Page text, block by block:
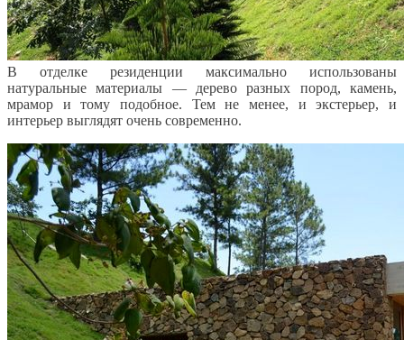
В отделке резиденции максимально использованы
натуральные материалы — дерево разных пород, камень,
мрамор и тому подобное. Тем не менее, и экстерьер, и
интерьер выглядят очень современно.